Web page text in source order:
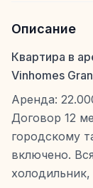
Описание
Квартира в
Vinhomes
Аренда:
Договор 12
городскому
включено.